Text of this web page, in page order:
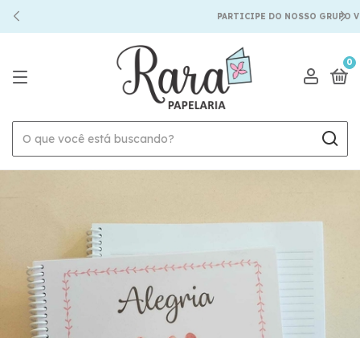
PARTICIPE DO NOSSO GRUPO
0